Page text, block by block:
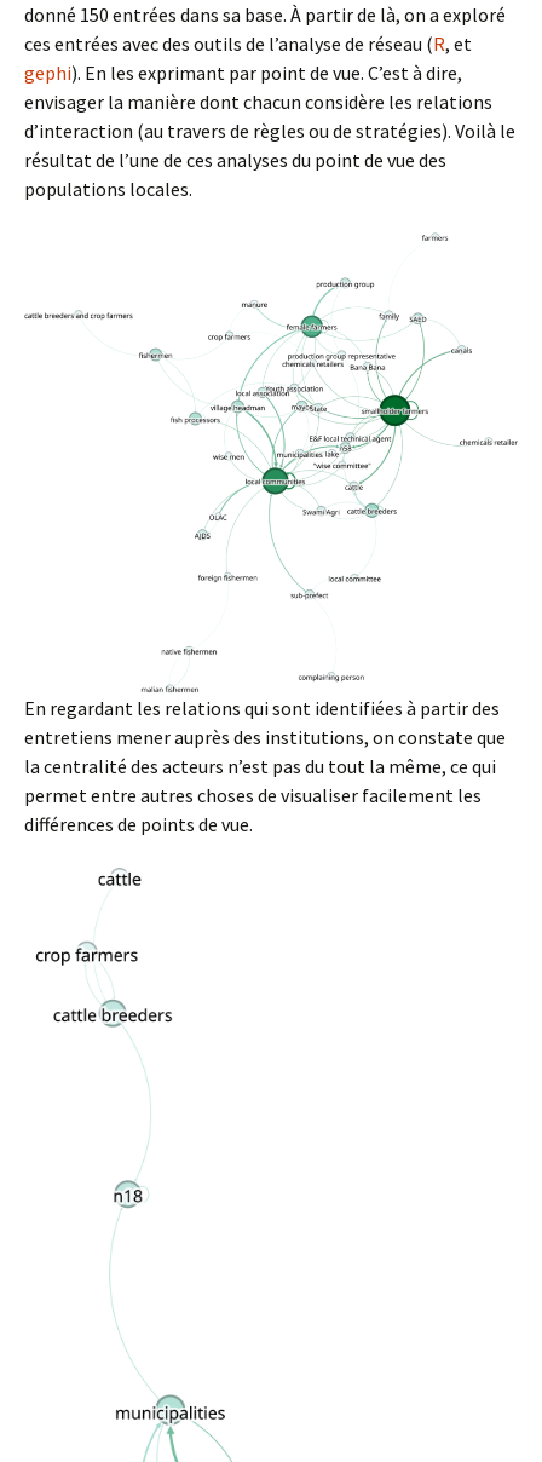
donné 150 entrées dans sa base. À partir de là, on a exploré
ces entrées avec des outils de l’analyse de réseau (R, et
gephi). En les exprimant par point de vue. C’est à dire,
envisager la manière dont chacun considère les relations
d’interaction (au travers de règles ou de stratégies). Voilà le
résultat de l’une de ces analyses du point de vue des
populations locales.
En regardant les relations qui sont identifiées à partir des
entretiens mener auprès des institutions, on constate que
la centralité des acteurs n’est pas du tout la même, ce qui
permet entre autres choses de visualiser facilement les
différences de points de vue.